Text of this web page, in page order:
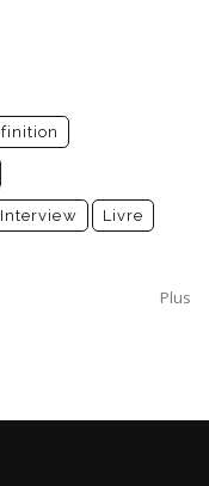
Interview Livre
Plus